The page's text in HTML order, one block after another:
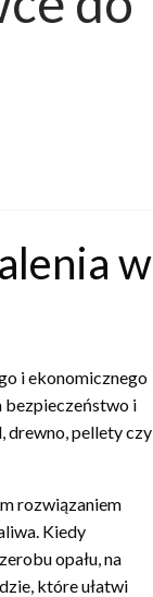
w
i ekonomicznego
bezpieczeństwo i
drewno, pellety czy
rozwiązaniem
Kiedy
opału, na
które ułatwi